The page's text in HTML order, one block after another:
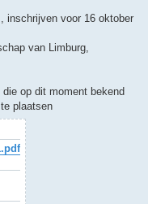
inschrijven voor 16 oktober
van Limburg,
op dit moment bekend
plaatsen